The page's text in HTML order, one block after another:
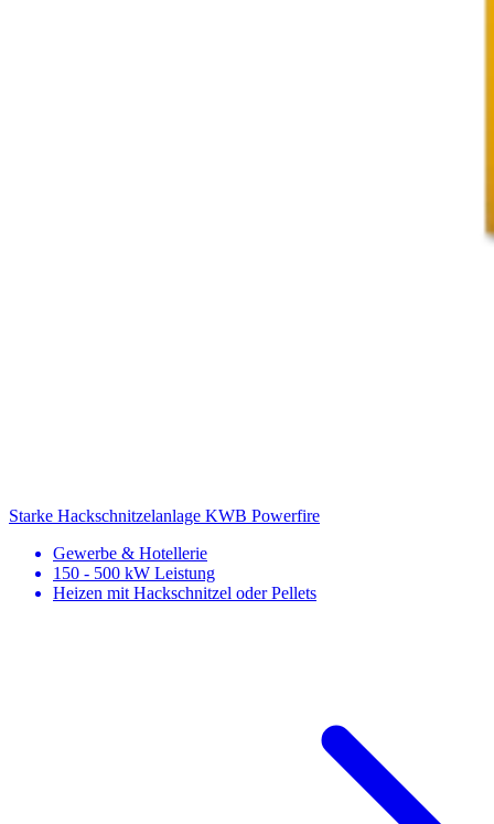
Starke Hackschnitzelanlage KWB Powerfire
Gewerbe & Hotellerie
150 - 500 kW Leistung
Heizen mit Hackschnitzel oder Pellets